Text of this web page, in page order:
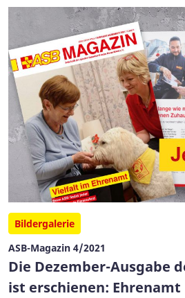
Bildergalerie
ASB-Magazin 4/2021
Die Dezember-Ausgabe
ist erschienen: